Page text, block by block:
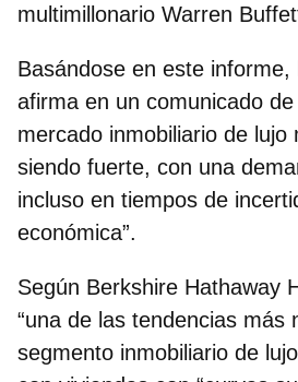
multimillonario Warren
Basándose en este
afirma en un comunicado
mercado inmobiliario de lujo
siendo fuerte, con una
incluso en tiempos de
económica”.
Según Berkshire Hathaway
“una de las tendencias más
segmento inmobiliario de